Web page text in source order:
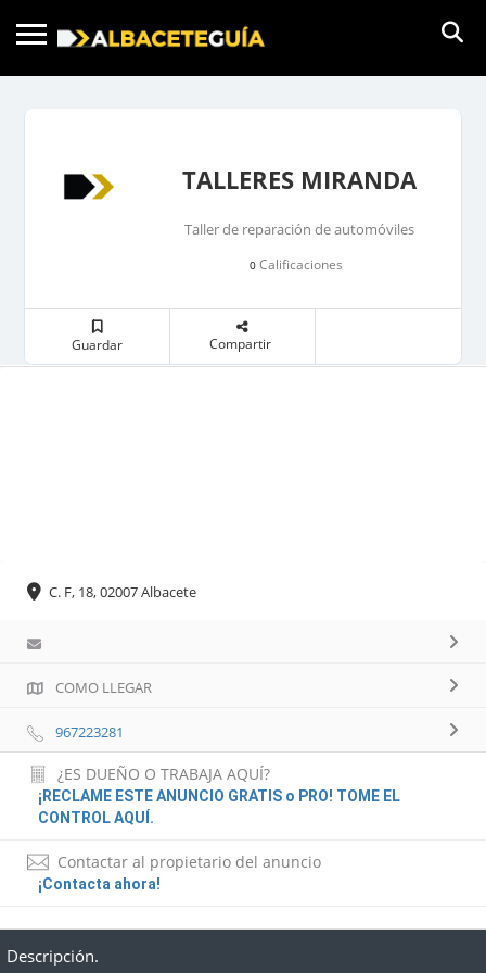
TALLERES MIRANDA
Taller de reparación de automóviles
0Calificaciones
Guardar Compartir
C. F, 18, 02007 Albacete
COMO LLEGAR
967223281
¿ES DUEÑO O TRABAJA AQUÍ?
¡RECLAME ESTE ANUNCIO GRATIS o PRO! TOME EL
CONTROL AQUÍ.
Contactar al propietario del anuncio
¡Contacta ahora!
Descripción.